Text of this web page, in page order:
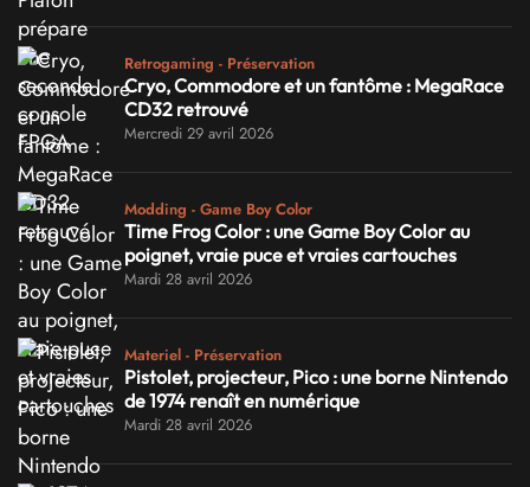
Retrogaming - Préservation
Cryo, Commodore et un fantôme : MegaRace
CD32 retrouvé
Mercredi 29 avril 2026
Modding - Game Boy Color
Time Frog Color : une Game Boy Color au
poignet, vraie puce et vraies cartouches
Mardi 28 avril 2026
Materiel - Préservation
Pistolet, projecteur, Pico : une borne Nintendo
de 1974 renaît en numérique
Mardi 28 avril 2026